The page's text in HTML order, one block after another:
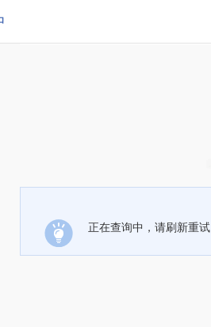
正在查询中，请刷新重试